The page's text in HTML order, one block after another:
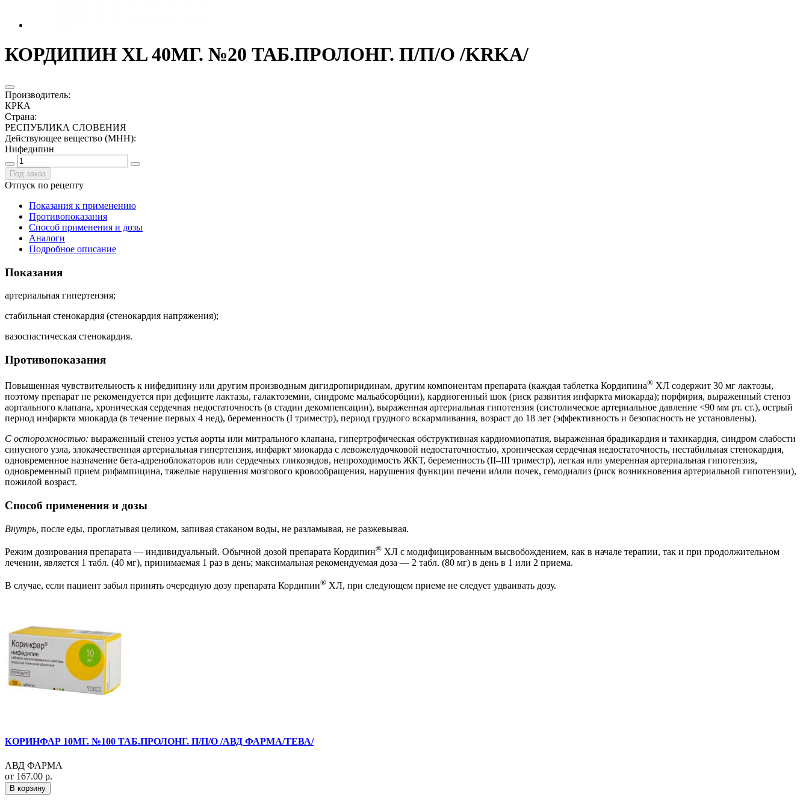
КОРДИПИН XL 40МГ. №20 ТАБ.ПРОЛОНГ. П/П/О /KRKA/
Производитель:
КРКА
Страна:
РЕСПУБЛИКА СЛОВЕНИЯ
Действующее вещество (МНН):
Нифедипин
Под заказ
Отпуск по рецепту
Показания к применению
Противопоказания
Способ применения и дозы
Аналоги
Подробное описание
Показания
артериальная гипертензия;
стабильная стенокардия (стенокардия напряжения);
вазоспастическая стенокардия.
Противопоказания
Повышенная чувствительность к нифедипину или другим производным дигидропиридинам, другим компонентам препарата (каждая таблетка Кордипина® ХЛ содержит 30 мг лактозы,
поэтому препарат не рекомендуется при дефиците лактазы, галактоземии, синдроме мальабсорбции), кардиогенный шок (риск развития инфаркта миокарда); порфирия, выраженный стеноз
аортального клапана, хроническая сердечная недостаточность (в стадии декомпенсации), выраженная артериальная гипотензия (систолическое артериальное давление <90 мм рт. ст.), острый
период инфаркта миокарда (в течение первых 4 нед), беременность (I триместр), период грудного вскармливания, возраст до 18 лет (эффективность и безопасность не установлены).
С осторожностью: выраженный стеноз устья аорты или митрального клапана, гипертрофическая обструктивная кардиомиопатия, выраженная брадикардия и тахикардия, синдром слабости
синусного узла, злокачественная артериальная гипертензия, инфаркт миокарда с левожелудочковой недостаточностью, хроническая сердечная недостаточность, нестабильная стенокардия,
одновременное назначение бета-адреноблокаторов или сердечных гликозидов, непроходимость ЖКТ, беременность (II–III триместр), легкая или умеренная артериальная гипотензия,
одновременный прием рифампицина, тяжелые нарушения мозгового кровообращения, нарушения функции печени и/или почек, гемодиализ (риск возникновения артериальной гипотензии),
пожилой возраст.
Способ применения и дозы
Внутрь, после еды, проглатывая целиком, запивая стаканом воды, не разламывая, не разжевывая.
Режим дозирования препарата — индивидуальный. Обычной дозой препарата Кордипин® ХЛ с модифицированным высвобождением, как в начале терапии, так и при продолжительном
лечении, является 1 табл. (40 мг), принимаемая 1 раз в день; максимальная рекомендуемая доза — 2 табл. (80 мг) в день в 1 или 2 приема.
В случае, если пациент забыл принять очередную дозу препарата Кордипин® ХЛ, при следующем приеме не следует удваивать дозу.
КОРИНФАР 10МГ. №100 ТАБ.ПРОЛОНГ. П/П/О /АВД ФАРМА/ТЕВА/
АВД ФАРМА
от 167.00 р.
В корзину